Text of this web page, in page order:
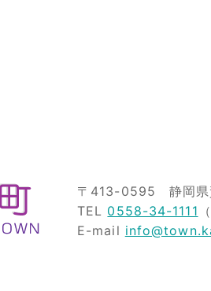
〒413-0595 静岡
TEL 0558-34-1111
E-mail